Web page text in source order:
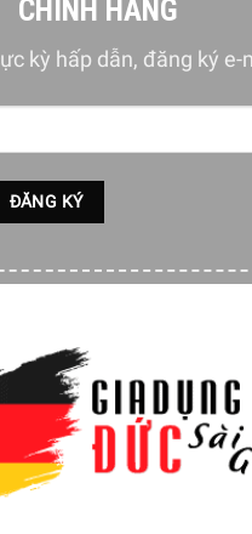
nóng mức 1 và 2, chế độ
BHD350/10 Series 3000
tăng cường giúp luồng khi
tóc mau khô hơn.
CHÍNH HÃNG
kỳ hấp dẫn, đăng ký e-